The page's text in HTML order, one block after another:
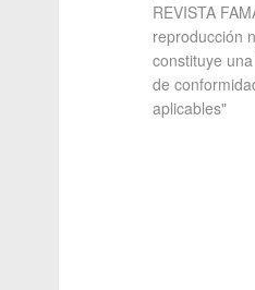
REVISTA
reproducción
constituye
de
aplicables"